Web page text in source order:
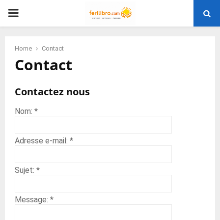
PRIMARY
Home Contact
Contact
Contactez nous
Nom: *
Adresse e-mail: *
Sujet: *
Message: *